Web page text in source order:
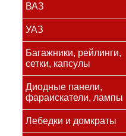
ВАЗ
УАЗ
Багажники, рейлинги,
сетки, капсулы
Диодные панели,
фараискатели, лампы
Лебедки и домкраты